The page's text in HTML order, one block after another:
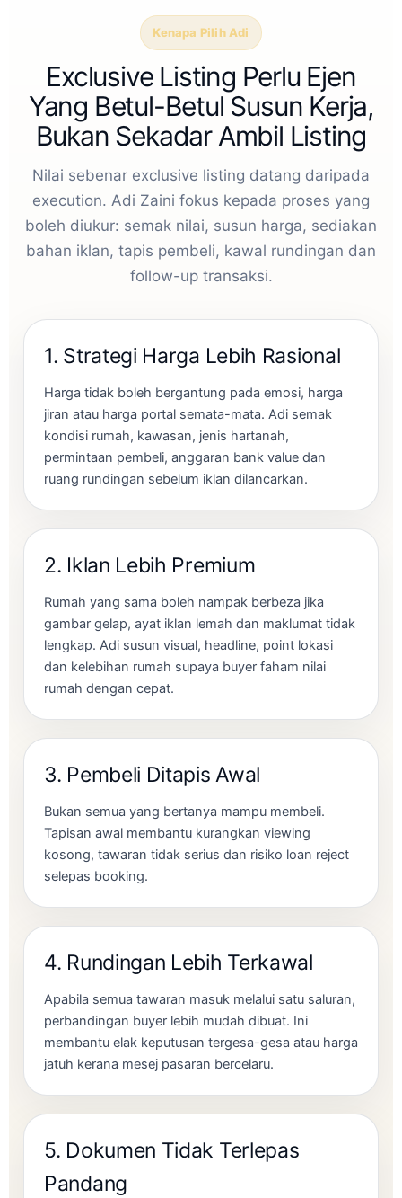
Kenapa Pilih Adi
Exclusive Listing Perlu Ejen
Yang Betul-Betul Susun Kerja,
Bukan Sekadar Ambil Listing
Nilai sebenar exclusive listing datang daripada
execution. Adi Zaini fokus kepada proses yang
boleh diukur: semak nilai, susun harga, sediakan
bahan iklan, tapis pembeli, kawal rundingan dan
follow-up transaksi.
1. Strategi Harga Lebih Rasional
Harga tidak boleh bergantung pada emosi, harga
jiran atau harga portal semata-mata. Adi semak
kondisi rumah, kawasan, jenis hartanah,
permintaan pembeli, anggaran bank value dan
ruang rundingan sebelum iklan dilancarkan.
2. Iklan Lebih Premium
Rumah yang sama boleh nampak berbeza jika
gambar gelap, ayat iklan lemah dan maklumat tidak
lengkap. Adi susun visual, headline, point lokasi
dan kelebihan rumah supaya buyer faham nilai
rumah dengan cepat.
3. Pembeli Ditapis Awal
Bukan semua yang bertanya mampu membeli.
Tapisan awal membantu kurangkan viewing
kosong, tawaran tidak serius dan risiko loan reject
selepas booking.
4. Rundingan Lebih Terkawal
Apabila semua tawaran masuk melalui satu saluran,
perbandingan buyer lebih mudah dibuat. Ini
membantu elak keputusan tergesa-gesa atau harga
jatuh kerana mesej pasaran bercelaru.
5. Dokumen Tidak Terlepas
Pandang